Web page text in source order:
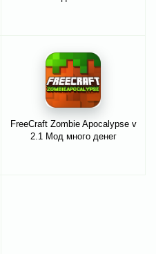
FreeCraft Zombie Apocalypse v
2.1 Мод много денег